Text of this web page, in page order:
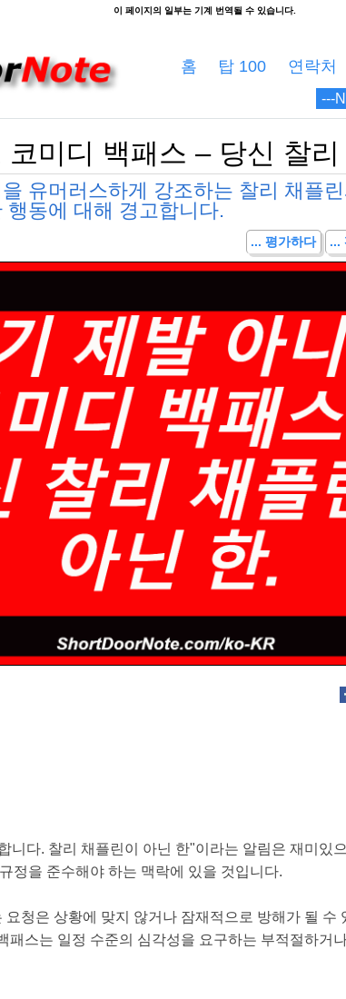
홈 탑 100 연락처
미디 백패스 – 당신 찰
유머러스하게 강조하는 찰리 채플
동에 대해 경고합니다.
... 평가하다 ...
니다. 찰리 채플린이 아닌 한"이라는 알림은 재미있
정을 준수해야 하는 맥락에 있을 것입니다.
청은 상황에 맞지 않거나 잠재적으로 방해가 될 수
패스는 일정 수준의 심각성을 요구하는 부적절하거